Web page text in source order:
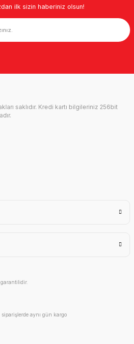
ilk sizin haberiniz olsun!
saklıdır. Kredi kartı bilgileriniz 256bit
aynı gün kargo